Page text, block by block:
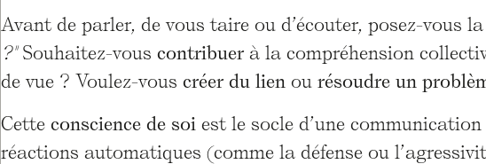
Avant de parler, de vous taire ou d’écouter, posez-vous
?"Souhaitez-vous contribuer à la compréhension
de vue ? Voulez-vous créer du lien ou résoudre un
Cette conscience de soi est le socle d’une
réactions automatiques (comme la défense ou